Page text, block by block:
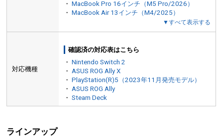
・MacBook Pro 16インチ（M5 Pro/2026）
・MacBook Air 13インチ（M4/2025）
▼すべて表示する
対応機種
確認済の対応表はこちら
・Nintendo Switch 2
・ ASUS ROG Ally X
・PlayStation(R)5（2023年11月発売モデル）
・ ASUS ROG Ally
・Steam Deck
ラインアップ